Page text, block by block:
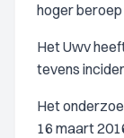
hoger
Het Uwv
tevens
Het
16 maart